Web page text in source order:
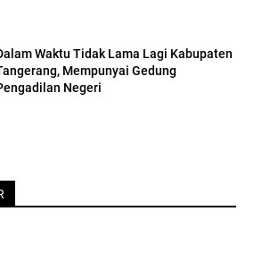
Waktu Tidak Lama Lagi Kabupaten
Mempunyai Gedung
Negeri